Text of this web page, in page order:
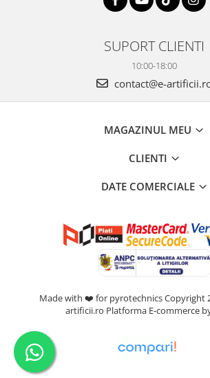
SUPORT CLIENTI
10:00-18:00
contact@e-
MAGAZINUL MEU
CLIENTI
DATE COMERCIALE
Made with ❤️ for pyrotechnics Copyright
artificii.ro Platforma E-commerce